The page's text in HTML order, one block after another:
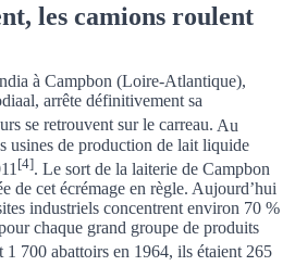
les camions roulent
à Campbon (Loire-Atlantique),
arrête définitivement sa
se retrouvent sur le carreau. Au
usines de production de lait liquide
[4]. Le sort de la laiterie de Campbon
de cet écrémage en règle. Aujourd’hui
industriels concentrent environ 70 %
chaque grand groupe de produits
1 700 abattoirs en 1964, ils étaient 265